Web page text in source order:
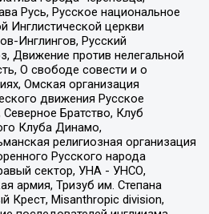
Русь, Русское национальное
Инглистической церкви
Инглингов, Русский
Движение против нелегальной
О свободе совести и о
Омская организация
движения Русское
Братство, Клуб
Клуба Динамо,
религиозная организация
Русского народа
сектор, УНА - УНСО,
армия, Тризуб им. Степана
Крест, Misanthropic division,